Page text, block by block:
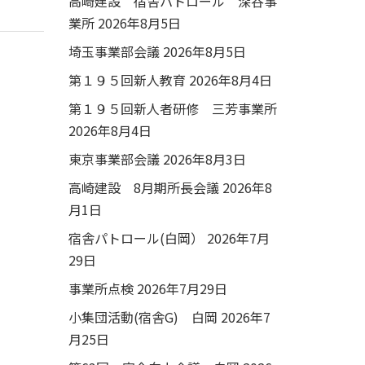
業所 2026年8月5日
埼玉事業部会議 2026年8月5日
第１９５回新人教育 2026年8月4日
第１９５回新人者研修 三芳事業所
2026年8月4日
東京事業部会議 2026年8月3日
高崎建設 8月期所長会議 2026年8
月1日
宿舎パトロール(白岡）
2026年7月
29日
事業所点検 2026年7月29日
小集団活動(宿舎G) 白岡 2026年7
月25日